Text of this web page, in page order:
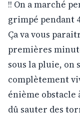
!! On a marché
grimpé pendant
Ça va vous
premières
sous la pluie, on
complètement
énième obstacle
dû sauter des